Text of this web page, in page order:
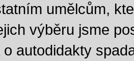
umělcům,
výběru jsme
autodidakty